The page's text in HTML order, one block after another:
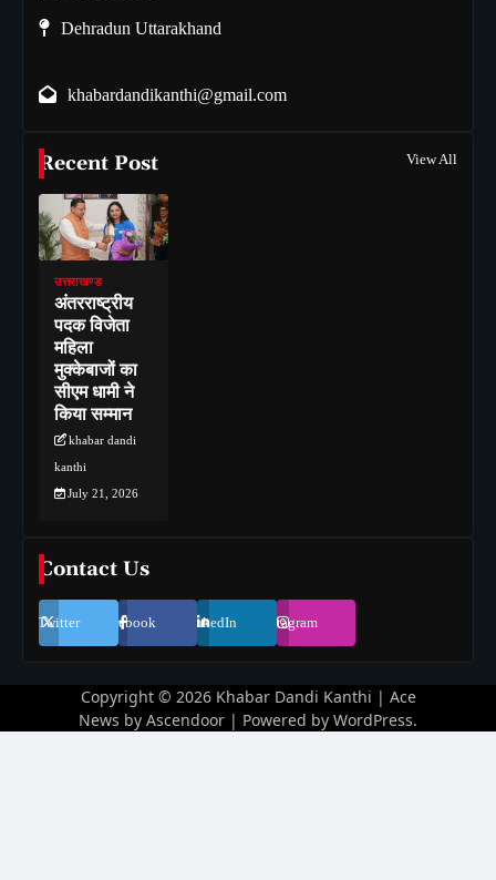
Dehradun Uttarakhand
khabardandikanthi@gmail.com
Recent Post View All
उत्तराखण्ड
अंतरराष्ट्रीय
पदक विजेता
महिला
मुक्केबाजों का
सीएम धामी ने
किया सम्मान
khabar dandi
kanthi
July 21, 2026
Contact Us
Twitter Facebook LinkedIn Instagram
Copyright © 2026 Khabar Dandi Kanthi | Ace
News by Ascendoor | Powered by WordPress.